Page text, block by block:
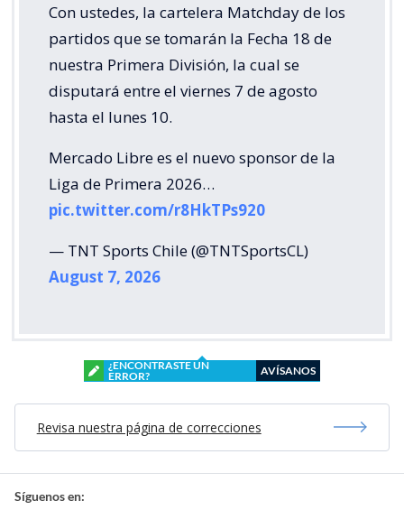
Con ustedes, la cartelera Matchday de los
partidos que se tomarán la Fecha 18 de
nuestra Primera División, la cual se
disputará entre el viernes 7 de agosto
hasta el lunes 10.
Mercado Libre es el nuevo sponsor de la
Liga de Primera 2026…
pic.twitter.com/r8HkTPs920
— TNT Sports Chile (@TNTSportsCL)
August 7, 2026
¿ENCONTRASTE UN
ERROR?
AVÍSANOS
Revisa nuestra página de correcciones
Síguenos en: